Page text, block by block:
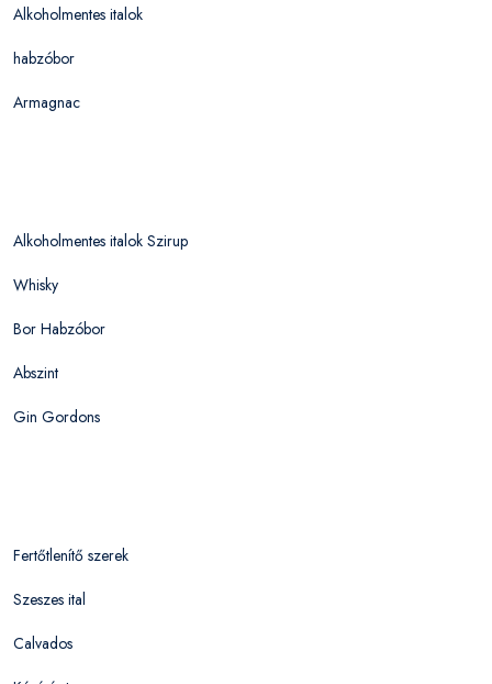
Alkoholmentes italok
habzóbor
Armagnac
Alkoholmentes italok Szirup
Whisky
Bor Habzóbor
Abszint
Gin Gordons
Fertőtlenítő szerek
Szeszes ital
Calvados